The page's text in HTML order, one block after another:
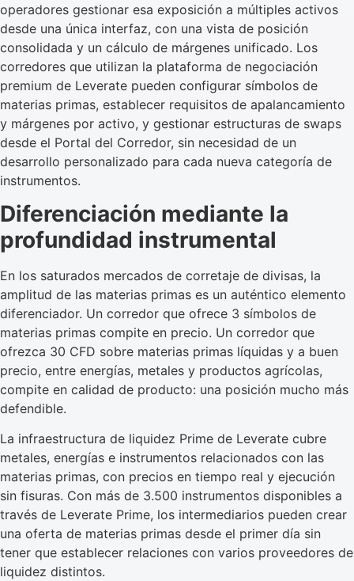
operadores gestionar esa exposición a múltiples activos
desde una única interfaz, con una vista de posición
consolidada y un cálculo de márgenes unificado. Los
corredores que utilizan la plataforma de negociación
premium de Leverate pueden configurar símbolos de
materias primas, establecer requisitos de apalancamiento
y márgenes por activo, y gestionar estructuras de swaps
desde el Portal del Corredor, sin necesidad de un
desarrollo personalizado para cada nueva categoría de
instrumentos.
Diferenciación mediante la
profundidad instrumental
En los saturados mercados de corretaje de divisas, la
amplitud de las materias primas es un auténtico elemento
diferenciador. Un corredor que ofrece 3 símbolos de
materias primas compite en precio. Un corredor que
ofrezca 30 CFD sobre materias primas líquidas y a buen
precio, entre energías, metales y productos agrícolas,
compite en calidad de producto: una posición mucho más
defendible.
La infraestructura de liquidez Prime de Leverate cubre
metales, energías e instrumentos relacionados con las
materias primas, con precios en tiempo real y ejecución
sin fisuras. Con más de 3.500 instrumentos disponibles a
través de Leverate Prime, los intermediarios pueden crear
una oferta de materias primas desde el primer día sin
tener que establecer relaciones con varios proveedores de
liquidez distintos.